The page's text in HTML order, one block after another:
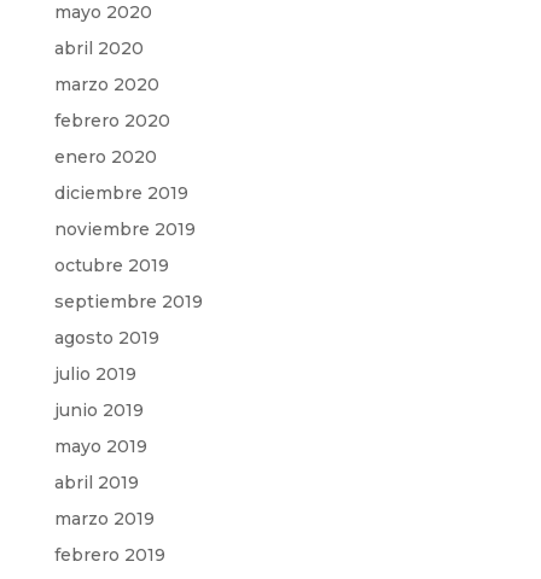
mayo 2020
abril 2020
marzo 2020
febrero 2020
enero 2020
diciembre 2019
noviembre 2019
octubre 2019
septiembre 2019
agosto 2019
julio 2019
junio 2019
mayo 2019
abril 2019
marzo 2019
febrero 2019